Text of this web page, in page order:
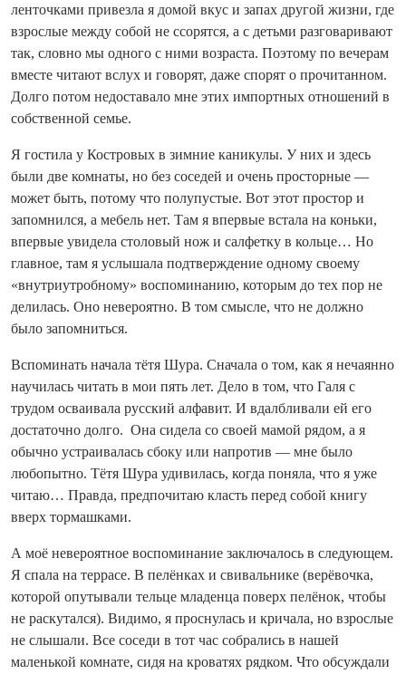
ленточками привезла я домой вкус и запах другой жизни, где
взрослые между собой не ссорятся, а с детьми разговаривают
так, словно мы одного с ними возраста. Поэтому по вечерам
вместе читают вслух и говорят, даже спорят о прочитанном.
Долго потом недоставало мне этих импортных отношений в
собственной семье.
Я гостила у Костровых в зимние каникулы. У них и здесь
были две комнаты, но без соседей и очень просторные —
может быть, потому что полупустые. Вот этот простор и
запомнился, а мебель нет. Там я впервые встала на коньки,
впервые увидела столовый нож и салфетку в кольце… Но
главное, там я услышала подтверждение одному своему
«внутриутробному» воспоминанию, которым до тех пор не
делилась. Оно невероятно. В том смысле, что не должно
было запомниться.
Вспоминать начала тётя Шура. Сначала о том, как я нечаянно
научилась читать в мои пять лет. Дело в том, что Галя с
трудом осваивала русский алфавит. И вдалб­ливали ей его
достаточно долго. Она сидела со своей мамой рядом, а я
обычно устраивалась сбоку или напротив — мне было
любопытно. Тётя Шура удивилась, когда поняла, что я уже
читаю… Правда, предпочитаю класть перед собой книгу
вверх тормашками.
А моё невероятное воспоминание заключалось в следующем.
Я спала на террасе. В пелёнках и свивальнике (верёвочка,
которой опутывали тельце младенца поверх пелёнок, чтобы
не раскутался). Видимо, я проснулась и кричала, но взрослые
не слышали. Все соседи в тот час собрались в нашей
маленькой комнате, сидя на кроватях рядком. Что обсуждали